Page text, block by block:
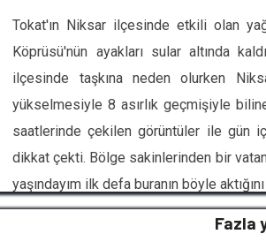
Tokat'ın Niksar ilçesinde etkili olan
Köprüsü'nün ayakları sular altında
ilçesinde taşkına neden olurken
yükselmesiyle 8 asırlık geçmişiyle
saatlerinde çekilen görüntüler ile gün
dikkat çekti. Bölge sakinlerinden bir
yaşındayım ilk defa buranın böyle
Fazla